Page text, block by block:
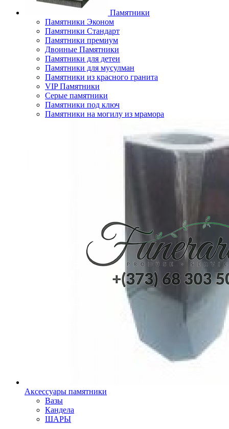
Памятники
Памятники Эконом
Памятники Стандарт
Памятники премиум
Двоиные Памятники
Памятники для детеи
Памятники для мусулман
Памятники из красного гранита
VIP Памятники
Серые памятники
Памятники под ключ
Памятники на могилу из мрамора
Аксессуары памятники
Вазы
Кандела
ШАРЫ